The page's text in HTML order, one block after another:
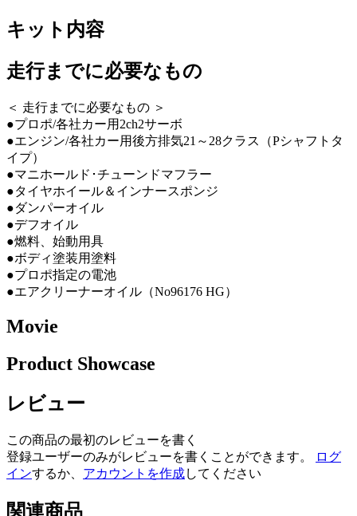
キット内容
走行までに必要なもの
＜ 走行までに必要なもの ＞
●プロポ/各社カー用2ch2サーボ
●エンジン/各社カー用後方排気21～28クラス（Pシャフトタ
イプ）
●マニホールド･チューンドマフラー
●タイヤホイール＆インナースポンジ
●ダンパーオイル
●デフオイル
●燃料、始動用具
●ボディ塗装用塗料
●プロポ指定の電池
●エアクリーナーオイル（No96176 HG）
Movie
Product Showcase
レビュー
この商品の最初のレビューを書く
登録ユーザーのみがレビューを書くことができます。
ログ
インするか、 アカウントを作成してください
関連商品